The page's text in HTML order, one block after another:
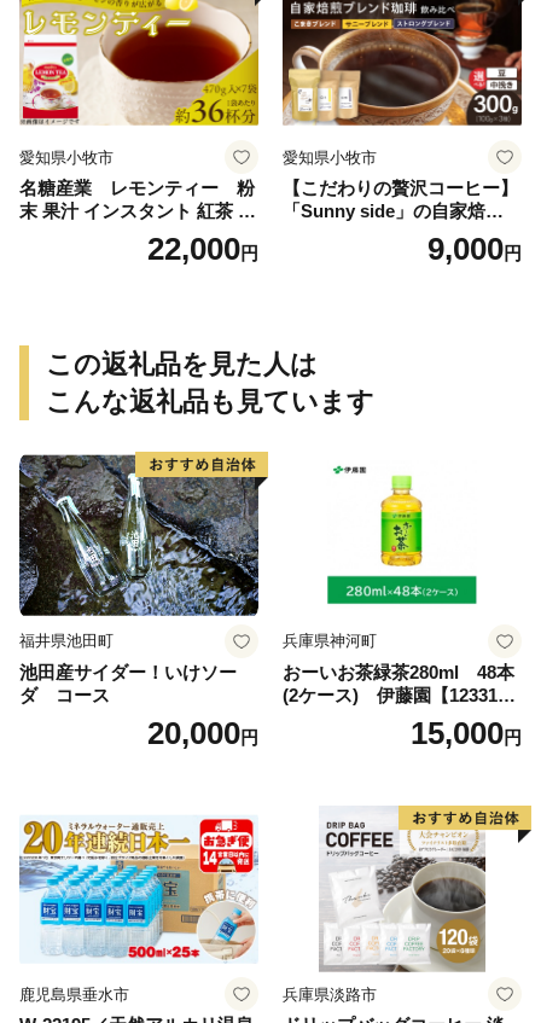
愛知県小牧市
名糖産業 レモンティー 粉
末 果汁 インスタント 紅茶 ビ
タミンC 袋 ロングセラー 粉
末飲料 粉末茶 簡単 手軽 ホッ
22,000円
愛知県小牧市
【こだわりの贅沢コーヒー】
「Sunny side」の自家焙煎珈
琲ブレンド珈琲飲み比べセッ
9,000円
この返礼品を見た人は
こんな返礼品も見ています
福井県池田町
池田産サイダー！いけソー
ダ コース
20,000円
兵庫県神河町
おーいお茶緑茶280ml 48本
(2ケース) 伊藤園【123317
15,000円
鹿児島県垂水市 兵庫県淡路市